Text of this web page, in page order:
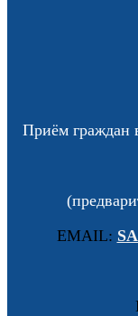
Приём граждан
EMAIL: